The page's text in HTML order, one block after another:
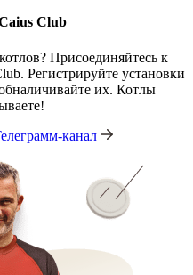
Club
Присоединяйтесь к
Регистрируйте установки
их. Котлы
канал